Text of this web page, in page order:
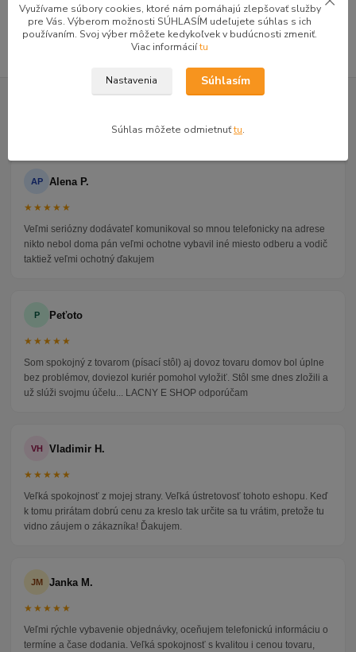
Komody kombinované
GOOGLE RECENZIE ZÁKAZNÍKOV
4.947 recenzií · Google
AP Alena P.
★★★★★
Veľmi seriózny dodávateľ komunikoval so mnou telefonicky na adrese
nikto nebol doma pán veľmi ochotne vybavil iné miesto odberu a vodič
taktiež veľmi ochotný ďakujem
P Peťoto
★★★★★
Som spokojný z tovarom (písací stôl) aj dovoz tovaru domov bol úplne
bez problémov, doviezol kuriér pomohol vyložiť. Stôl sme dnes zložili a
už slúži svojmu účelu... LACNY E SHOP odporúčam
VH Vladimir H.
★★★★★
Veľká spokojnosť z mojej strany. Veľká ústretovosť tohoto eshopu. Keď
k tomu prirátam dobrú cenu za kreslo tak určite sa tu vrátim, pretože tu
vidno záujem o zákazníka! Ďakujem.
JM Janka M.
★★★★★
Veľmi rýchle vybavenie objednávky, oceňujem telefonickú informáciu o
termíne a čase dodania. Veľká spokojnosť s kvalitou i cenou tovaru,
Využívame súbory cookies, ktoré nám pomáhajú zlepšovať služby
pre Vás. Výberom možnosti SÚHLASÍM udeľujete súhlas s ich
používaním. Svoj výber môžete kedykoľvek v budúcnosti zmeniť.
Viac informáciítu
Nastavenia Súhlasím
Súhlas môžete odmietnuťtu.